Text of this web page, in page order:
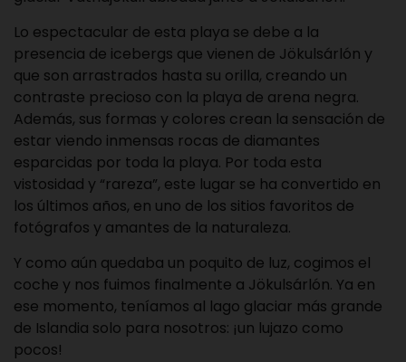
Lo espectacular de esta playa se debe a la
presencia de icebergs que vienen de Jökulsárlón y
que son arrastrados hasta su orilla, creando un
contraste precioso con la playa de arena negra.
Además, sus formas y colores crean la sensación de
estar viendo inmensas rocas de diamantes
esparcidas por toda la playa. Por toda esta
vistosidad y “rareza”, este lugar se ha convertido en
los últimos años, en uno de los sitios favoritos de
fotógrafos y amantes de la naturaleza.
Y como aún quedaba un poquito de luz, cogimos el
coche y nos fuimos finalmente a Jökulsárlón. Ya en
ese momento, teníamos al lago glaciar más grande
de Islandia solo para nosotros: ¡un lujazo como
pocos!